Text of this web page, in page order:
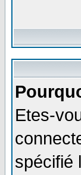
Etes-
spécifié